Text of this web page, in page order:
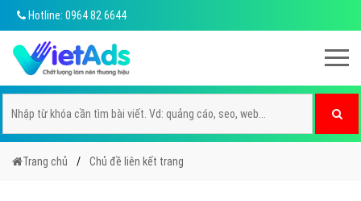
Hotline: 0964 82 6644
Trang chủ Chủ đề liên kết trang